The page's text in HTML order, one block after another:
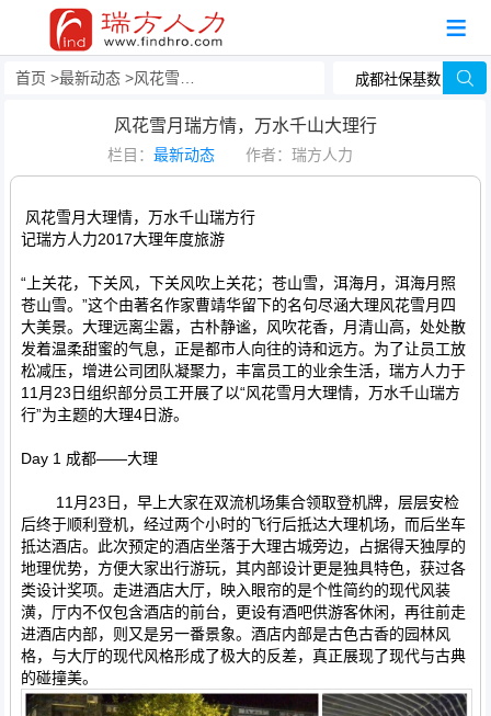
首页 最新动态 风花雪月瑞方情，万水千山大理行
风花雪月瑞方情，万水千山大理行
栏目： 最新动态 作者：瑞方人力
风花雪月大理情，万水千山瑞方行
记瑞方人力2017大理年度旅游
“上关花，下关风，下关风吹上关花；苍山雪，洱海月，洱海月照
苍山雪。”这个由著名作家曹靖华留下的名句尽涵大理风花雪月四
大美景。大理远离尘嚣，古朴静谧，风吹花香，月清山高，处处散
发着温柔甜蜜的气息，正是都市人向往的诗和远方。为了让员工放
松减压，增进公司团队凝聚力，丰富员工的业余生活，瑞方人力于
11月23日组织部分员工开展了以“风花雪月大理情，万水千山瑞方
行”为主题的大理4日游。
Day 1 成都——大理
11月23日，早上大家在双流机场集合领取登机牌，层层安检
后终于顺利登机，经过两个小时的飞行后抵达大理机场，而后坐车
抵达酒店。此次预定的酒店坐落于大理古城旁边，占据得天独厚的
地理优势，方便大家出行游玩，其内部设计更是独具特色，获过各
类设计奖项。走进酒店大厅，映入眼帘的是个性简约的现代风装
潢，厅内不仅包含酒店的前台，更设有酒吧供游客休闲，再往前走
进酒店内部，则又是另一番景象。酒店内部是古色古香的园林风
格，与大厅的现代风格形成了极大的反差，真正展现了现代与古典
的碰撞美。